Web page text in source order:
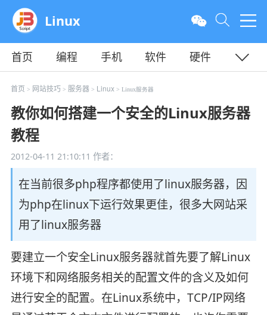
Linux
首页 编程 手机 软件
硬件
教程
平面 服务器
首页 > 网站技巧 > 服务器> Linux> Linux服务器
教你如何搭建一个安全的Linux服务器
教程
2012-04-11 21:10:11 作者：
在当前很多php程序都使用了linux服务器，因
为php在linux下运行效果更佳，很多大网站采
用了linux服务器
要建立一个安全Linux服务器就首先要了解Linux
环境下和网络服务相关的配置文件的含义及如何
进行安全的配置。在Linux系统中，TCP/IP网络